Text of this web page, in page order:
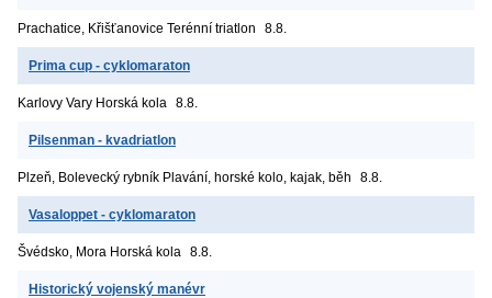
Prachatice, Křišťanovice Terénní triatlon 8.8.
Prima cup - cyklomaraton
Karlovy Vary Horská kola 8.8.
Pilsenman - kvadriatlon
Plzeň, Bolevecký rybník Plavání, horské kolo, kajak, běh 8.8.
Vasaloppet - cyklomaraton
Švédsko, Mora Horská kola 8.8.
Historický vojenský manévr